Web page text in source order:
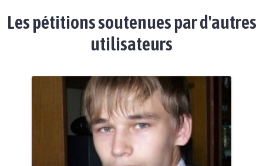
Les pétitions soutenues par d'autres
utilisateurs